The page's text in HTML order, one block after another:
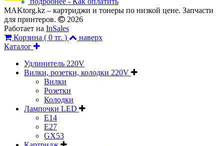
MAKtorg.kz – картриджи и тонеры по низкой цене. Запчасти
для принтеров.
2026
Работает на InSales
Корзина ( 0 тг. )
наверх
Каталог
Удлинитель 220V
Вилки, розетки, колодки 220V
Вилки
Розетки
Колодки
Лампочки LED
E14
E27
GX53